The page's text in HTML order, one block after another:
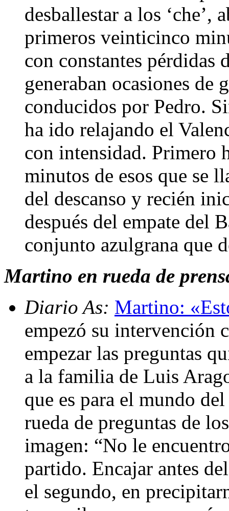
desballestar a los ‘che’,
primeros veinticinco
con constantes pérdidas
generaban ocasiones de
conducidos por Pedro.
ha ido relajando el
con intensidad. Primero
minutos de esos que se
del descanso y recién
después del empate del
conjunto azulgrana que
Martino en rueda de
Diario As: Martino:
empezó su intervención
empezar las preguntas
a la familia de Luis
que es para el mundo
rueda de preguntas de
imagen: “No le
partido. Encajar antes
el segundo, en